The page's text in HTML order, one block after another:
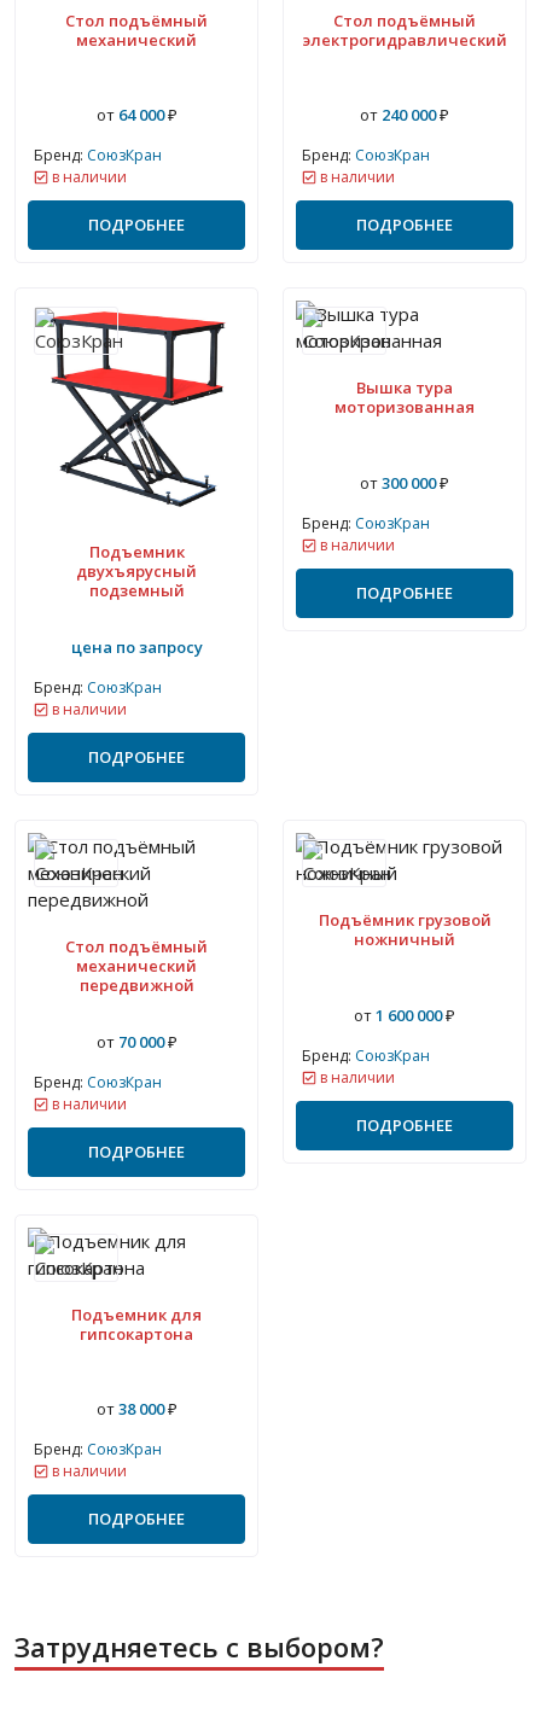
Стол подъёмный
механический
от64 000₽
Бренд: СоюзКран
в наличии
ПОДРОБНЕЕ
Стол подъёмный
электрогидравлический
от 240 000₽
Бренд: СоюзКран
в наличии
ПОДРОБНЕЕ
Подъемник
двухъярусный
подземный
цена по запросу
Бренд: СоюзКран
в наличии
ПОДРОБНЕЕ
Вышка тура
моторизованная
от300 000₽
Бренд: СоюзКран
в наличии
ПОДРОБНЕЕ
Стол подъёмный
механический
передвижной
от70 000₽
Бренд: СоюзКран
в наличии
ПОДРОБНЕЕ
Подъёмник грузовой
ножничный
от1 600 000₽
Бренд: СоюзКран
в наличии
ПОДРОБНЕЕ
Подъемник для
гипсокартона
от38 000₽
Бренд: СоюзКран
в наличии
ПОДРОБНЕЕ
Затрудняетесь с выбором?